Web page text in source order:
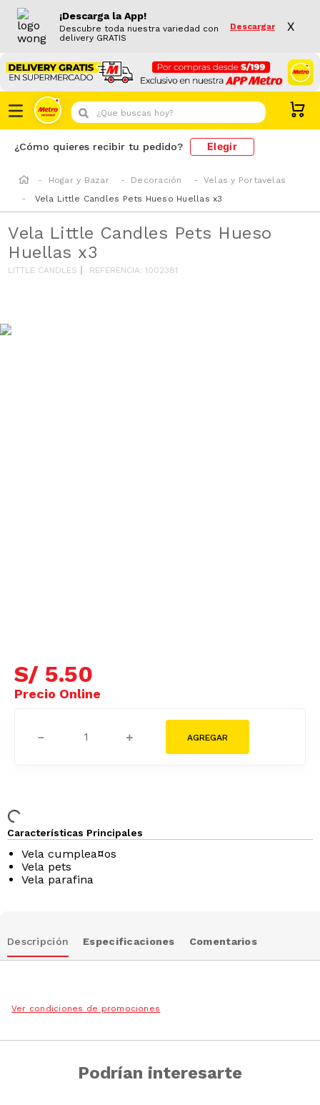
¡Descarga la App!
Descubre toda nuestra variedad con
delivery GRATIS
Descargar X
¿Que buscas hoy?
¿Cómo quieres recibir tu pedido? Elegir
Hogar y Bazar Decoración
Velas y Portavelas
Vela Little Candles Pets Hueso Huellas x3
Vela Little Candles Pets Hueso
Huellas x3
LITTLE CANDLES REFERENCIA:1002381
S/ 5.50
＋
－
Características Principales
Vela cumplea¤os
Vela pets
Vela parafina
Descripción Especificaciones Comentarios
Ver condiciones de promociones
Podrían interesarte